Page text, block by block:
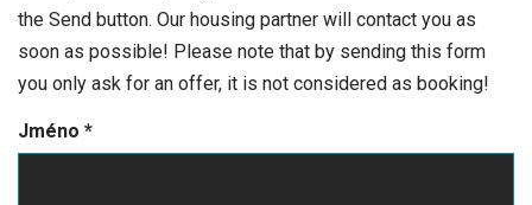
the Send button. Our housing partner will contact you as
soon as possible! Please note that by sending this form
you only ask for an offer, it is not considered as booking!
Jméno *